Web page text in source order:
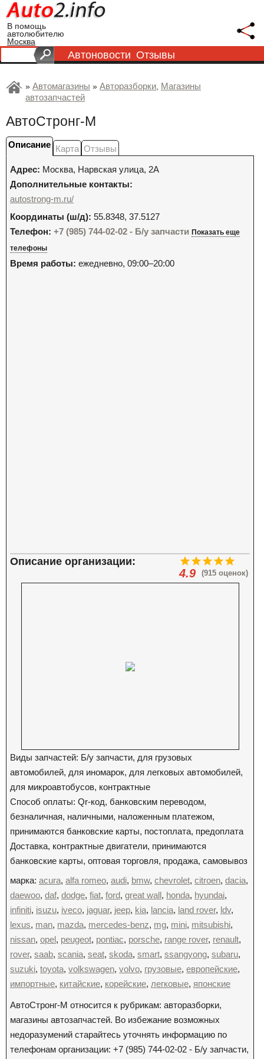
В помощь
автолюбителю
Москва
Автоновости Отзывы
» Автомагазины » Авторазборки, Магазины
автозапчастей
АвтоСтронг-М
Описание Карта Отзывы
Адрес: Москва, Нарвская улица, 2А
Дополнительные контакты:
autostrong-m.ru/
Координаты (ш/д): 55.8348, 37.5127
Телефон: +7 (985) 744-02-02 - Б/у запчасти Показать еще
телефоны
Время работы: ежедневно, 09:00–20:00
(915 оценок)
4.9
Описание организации:
Виды запчастей: Б/у запчасти, для грузовых
автомобилей, для иномарок, для легковых автомобилей,
для микроавтобусов, контрактные
Способ оплаты: Qr-код, банковским переводом,
безналичная, наличными, наложенным платежом,
принимаются банковские карты, постоплата, предоплата
Доставка, контрактные двигатели, принимаются
банковские карты, оптовая торговля, продажа, самовывоз
марка: acura, alfa romeo, audi, bmw, chevrolet, citroen, dacia,
daewoo, daf, dodge, fiat, ford, great wall, honda, hyundai,
infiniti, isuzu, iveco, jaguar, jeep, kia, lancia, land rover, ldv,
lexus, man, mazda, mercedes-benz, mg, mini, mitsubishi,
nissan, opel, peugeot, pontiac, porsche, range rover, renault,
rover, saab, scania, seat, skoda, smart, ssangyong, subaru,
suzuki, toyota, volkswagen, volvo, грузовые, европейские,
импортные, китайские, корейские, легковые, японские
АвтоСтронг-М относится к рубрикам: авторазборки,
магазины автозапчастей. Во избежание возможных
недоразумений старайтесь уточнять информацию по
телефонам организации: +7 (985) 744-02-02 - Б/у запчасти,